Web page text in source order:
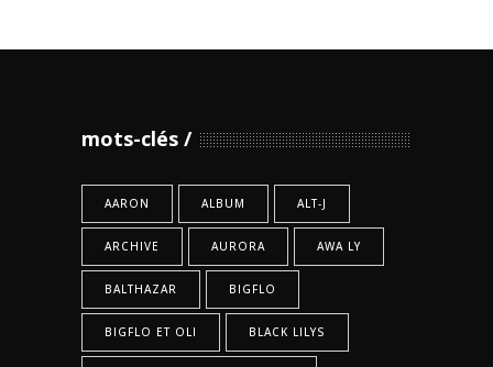
mots-clés
AARON ALBUM ALT-J
ARCHIVE AURORA AWA LY
BALTHAZAR BIGFLO
BIGFLO ET OLI BLACK LILYS